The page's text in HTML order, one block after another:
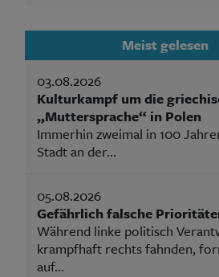
Meist gelesen
03.08.2026
Kulturkampf um die
„Muttersprache“ in Polen
Immerhin zweimal in 100
Stadt an der...
05.08.2026
Gefährlich falsche
Während linke politisch
krampfhaft rechts fahnden,
auf...